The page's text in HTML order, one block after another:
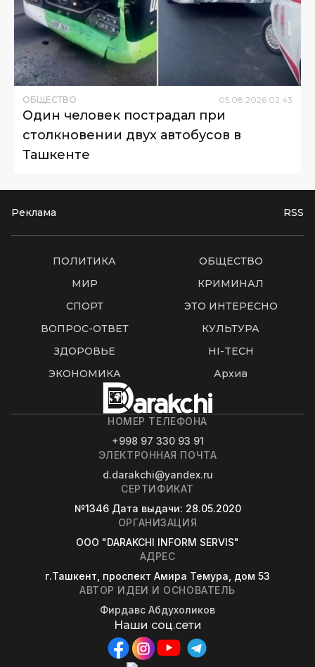
ОБЩЕСТВО 05.08.2026 02:43
Один человек пострадал при
столкновении двух автобусов в
Ташкенте
Реклама RSS
ПОЛИТИКА
ОБЩЕСТВО
МИР
КРИМИНАЛ
СПОРТ
ЭТО ИНТЕРЕСНО
ВОПРОС-ОТВЕТ
КУЛЬТУРА
ЗДОРОВЬЕ
HI-TECH
ЭКОНОМИКА
Архив
НОМЕР ТЕЛЕФОНА
+998 97 330 93 91
ЭЛЕКТРОННАЯ ПОЧТА
d.darakchi@yandex.ru
СЕРТИФИКАТ
№1346 Дата выдачи: 28.05.2020
ОРГАНИЗАЦИЯ
OOO "DARAKCHI INFORM SERVIS"
АДРЕС
г.Ташкент, проспект Амира Темура, дом 53
АВТОР ИДЕИ И ОСНОВАТЕЛЬ
Фирдавс Абдухоликов
Наши соц.сети